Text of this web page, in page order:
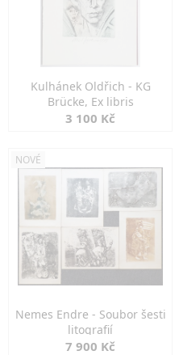
Kulhánek Oldřich - KG
Brücke, Ex libris
3 100 Kč
NOVÉ
Nemes Endre - Soubor šesti
litografií
7 900 Kč